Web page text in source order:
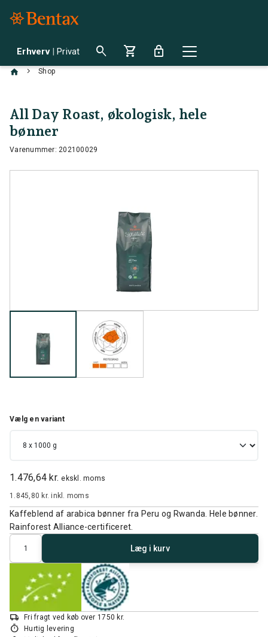
Erhverv | Privat search shopping_cart lock
chevron_right Shop
All Day Roast, økologisk, hele
bønner
Varenummer: 202100029
1.476,64 kr. ekskl. moms
1.845,80 kr.inkl. moms
Vælg en variant
Kaffeblend af arabica bønner fra Peru og Rwanda. Hele bønner.
Rainforest Alliance-certificeret.
Antal
Læg i kurv
local_shipping Fri fragt ved køb over 1750 kr.
timer Hurtig levering